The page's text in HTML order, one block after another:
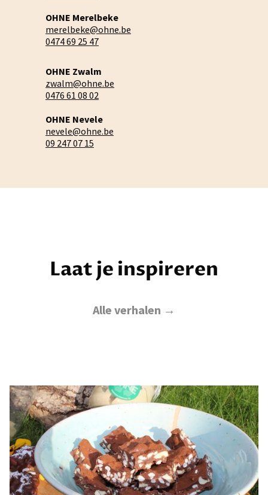
OHNE Merelbeke
merelbeke@ohne.be
0474 69 25 47
OHNE Zwalm
zwalm@ohne.be
0476 61 08 02
OHNE Nevele
nevele@ohne.be
09 247 07 15
Laat je inspireren
Alle verhalen →